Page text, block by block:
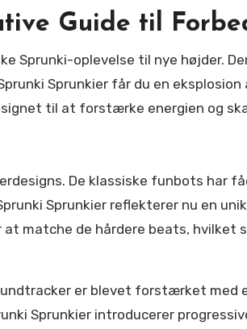
Guide til
Sprunkier får du en
til at forstærke energien og
De klassiske funbots har
Sprunkier reflekterer nu en
matche de hårdere beats, hvilket
er blevet forstærket med
Sprunkier introducerer